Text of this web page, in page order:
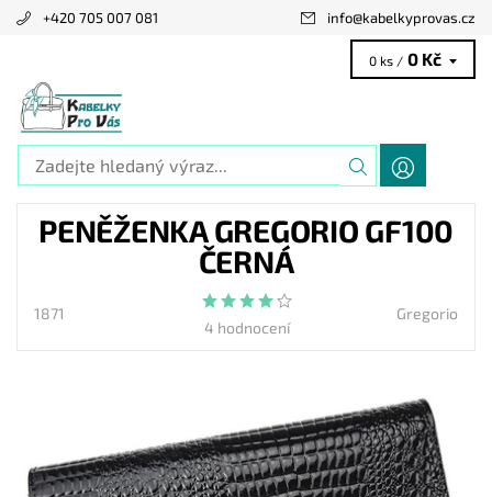
+420 705 007 081 info@kabelkyprovas.cz
0 ks / 0 Kč
PENĚŽENKA GREGORIO GF100
ČERNÁ
1871
4 hodnocení
Gregorio